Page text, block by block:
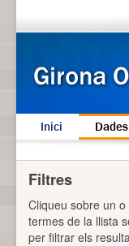
Inici Dades
Filtres
Cliqueu sobre un o
termes de la llista
per filtrar els